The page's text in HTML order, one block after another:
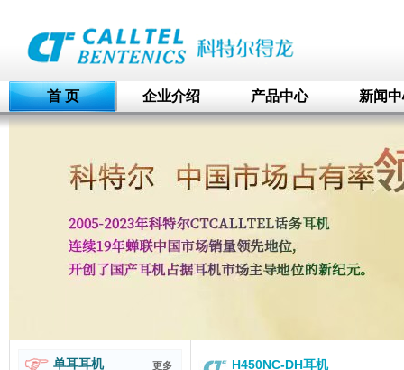
首 页 企业介绍 产品中心 新闻
单耳耳机 更多 H450NC-DH耳机